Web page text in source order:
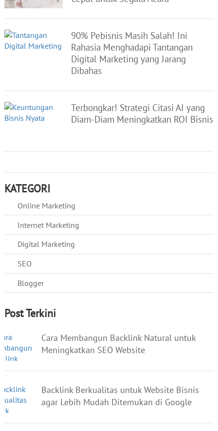
90% Pebisnis Masih Salah! Ini
Rahasia Menghadapi Tantangan
Digital Marketing yang Jarang
Dibahas
Terbongkar! Strategi Citasi AI yang
Diam-Diam Meningkatkan ROI Bisnis
KATEGORI
Online Marketing
Internet Marketing
Digital Marketing
SEO
Blogger
Post Terkini
Cara Membangun Backlink Natural untuk
Meningkatkan SEO Website
Backlink Berkualitas untuk Website Bisnis
agar Lebih Mudah Ditemukan di Google